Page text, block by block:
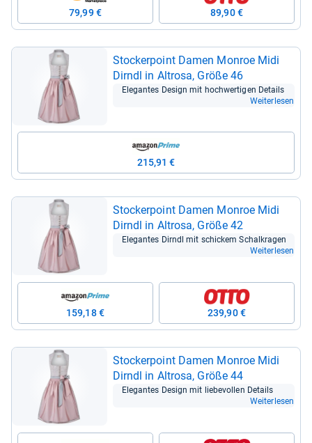
79,99 € 89,90 €
Stocker­point Damen Mon­roe Midi
Dirndl in Alt­rosa, Größe 46
Ele­gan­tes Design mit hoch­wer­ti­gen Details
Weiterlesen
215,91 €
Stocker­point Damen Mon­roe Midi
Dirndl in Alt­rosa, Größe 42
Ele­gan­tes Dirndl mit schickem Schal­kra­gen
Weiterlesen
159,18 € 239,90 €
Stocker­point Damen Mon­roe Midi
Dirndl in Alt­rosa, Größe 44
Ele­gan­tes Design mit lie­be­vol­len Details
Weiterlesen